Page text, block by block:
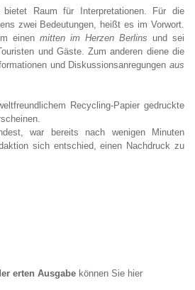
Raum für Interpretationen. Für die
zwei Bedeutungen, heißt es im Vorwort.
einen mitten im Herzen Berlins und sei
und Gäste. Zum anderen diene die
und Diskussionsanregungen aus
Recycling-Papier gedruckte
war bereits nach wenigen Minuten
sich entschied, einen Nachdruck zu
er erten Ausgabe können Sie hier